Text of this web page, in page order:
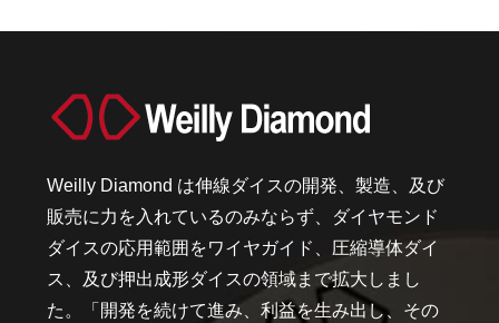
Weilly Diamond は伸線ダイスの開発、製造、及び
販売に力を入れているのみならず、ダイヤモンド
ダイスの応用範囲をワイヤガイド、圧縮導体ダイ
ス、及び押出成形ダイスの領域まで拡大しまし
た。「開発を続けて進み、利益を生み出し、その